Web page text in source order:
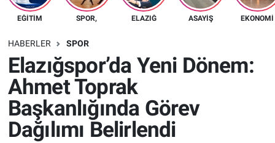
EĞITIM SPOR, ELAZIĞ ASAYIŞ EKONOMI
HABERLER SPOR
Elazığspor’da Yeni Dönem:
Ahmet Toprak
Başkanlığında Görev
Dağılımı Belirlendi
Ekonomi
Elazığ
Gündem
Kültür-Sanat
Sağlık
Trafik Durumu
Süper Lig Puan Durumu ve Fikstür
Tüm Manşetler
Son Dakika Haberleri
Haber Arşivi